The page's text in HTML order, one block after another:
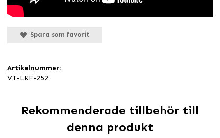
Spara som favorit
Artikelnummer:
VT-LRF-252
Rekommenderade tillbehör till
denna produkt